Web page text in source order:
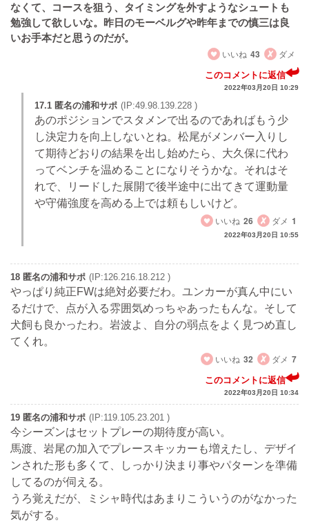
なくて、コースを狙う、タイミングを外すようなシュートも
勉強して欲しいな。昨日のモーベルグや昨年までの慎三は良
いお手本だと思うのだが。
いいね 43 ダメ
このコメントに返信
2022年03月20日 10:29
17.1 匿名の浦和サポ (IP:49.98.139.228 )
あのポジションでスタメンで出るのであればもう少
し決定力を向上しないとね。松尾がメンバー入りし
て期待どおりの結果を出し始めたら、大久保に代わ
ってベンチを温めることになりそうかな。それはそ
れで、リードした展開で後半途中に出てきて運動量
や守備強度を高める上では頼もしいけど。
いいね 26 ダメ 1
2022年03月20日 10:55
18 匿名の浦和サポ (IP:126.216.18.212 )
やっぱり純正FWは絶対必要だわ。ユンカーが真ん中にい
るだけで、点が入る雰囲気めっちゃあったもんな。そして
犬飼も良かったわ。岩波よ、自分の弱点をよく見つめ直し
てくれ。
いいね 32 ダメ 7
このコメントに返信
2022年03月20日 10:34
19 匿名の浦和サポ (IP:119.105.23.201 )
今シーズンはセットプレーの期待度が高い。
馬渡、岩尾の加入でプレースキッカーも増えたし、デザイ
ンされた形も多くて、しっかり決まり事やパターンを準備
してるのが伺える。
うろ覚えだが、ミシャ時代はあまりこういうのがなかった
気がする。